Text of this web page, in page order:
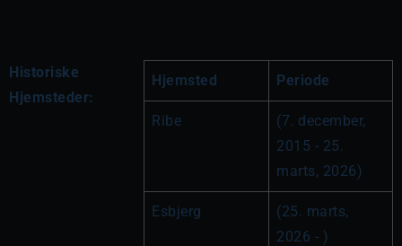
Historiske
Hjemsteder:
Hjemsted Periode
Ribe
(7. december,
2015 - 25.
marts, 2026)
Esbjerg
(25. marts,
2026 - )